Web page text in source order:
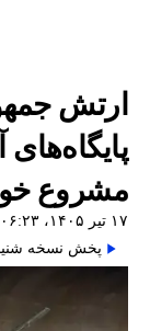
ارتش
مشروع
۱۷ تیر ۱۴۰۵، ۰۶:۲۳ (‎+۱ گرینویچ)
پخش نسخه